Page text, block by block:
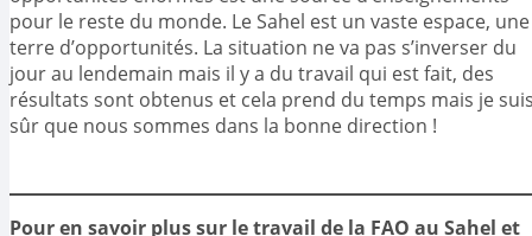
pour le reste du monde. Le Sahel est un vaste espace, une
terre d’opportunités. La situation ne va pas s’inverser du
jour au lendemain mais il y a du travail qui est fait, des
résultats sont obtenus et cela prend du temps mais je
sûr que nous sommes dans la bonne direction !
Pour en savoir plus sur le travail de la FAO au Sahel et